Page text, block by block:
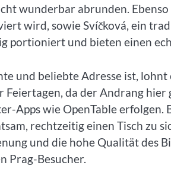
wunderbar abrunden.
wird, sowie Svíčková, ein
portioniert und bieten einen
und beliebte Adresse ist, lohnt
Feiertagen, da der Andrang
Apps wie OpenTable erfolgen.
rechtzeitig einen Tisch zu
und die hohe Qualität des
Prag-Besucher.